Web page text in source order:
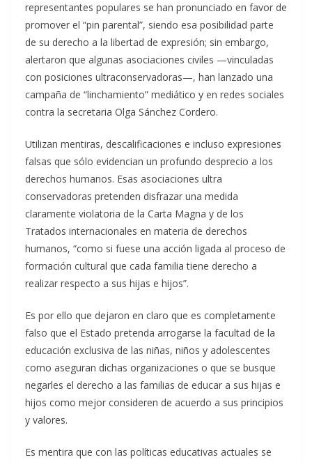
representantes populares se han pronunciado en favor de
promover el “pin parental”, siendo esa posibilidad parte
de su derecho a la libertad de expresión; sin embargo,
alertaron que algunas asociaciones civiles —vinculadas
con posiciones ultraconservadoras—, han lanzado una
campaña de “linchamiento” mediático y en redes sociales
contra la secretaria Olga Sánchez Cordero.
Utilizan mentiras, descalificaciones e incluso expresiones
falsas que sólo evidencian un profundo desprecio a los
derechos humanos. Esas asociaciones ultra
conservadoras pretenden disfrazar una medida
claramente violatoria de la Carta Magna y de los
Tratados internacionales en materia de derechos
humanos, “como si fuese una acción ligada al proceso de
formación cultural que cada familia tiene derecho a
realizar respecto a sus hijas e hijos”.
Es por ello que dejaron en claro que es completamente
falso que el Estado pretenda arrogarse la facultad de la
educación exclusiva de las niñas, niños y adolescentes
como aseguran dichas organizaciones o que se busque
negarles el derecho a las familias de educar a sus hijas e
hijos como mejor consideren de acuerdo a sus principios
y valores.
Es mentira que con las políticas educativas actuales se